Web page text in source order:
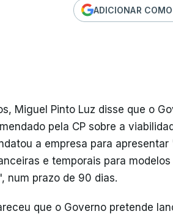
ADICIONAR
Miguel Pinto Luz disse que o
pela CP sobre a
a empresa para apresentar
e temporais para modelos
num prazo de 90 dias.
que o Governo pretende